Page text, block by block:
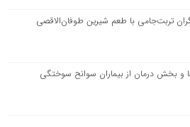
تربت‌جامی با طعم شیرین طوفان‌الاقصی
و بخش درمان از بیماران سوانح سوختگی